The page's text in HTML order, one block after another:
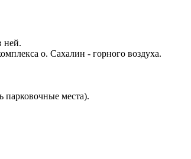
ней.
о. Сахалин - горного воздуха.
парковочные места).